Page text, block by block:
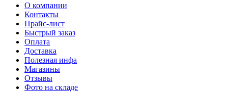
О компании
Контакты
Прайс-лист
Быстрый заказ
Оплата
Доставка
Полезная инфа
Магазины
Отзывы
Фото на складе